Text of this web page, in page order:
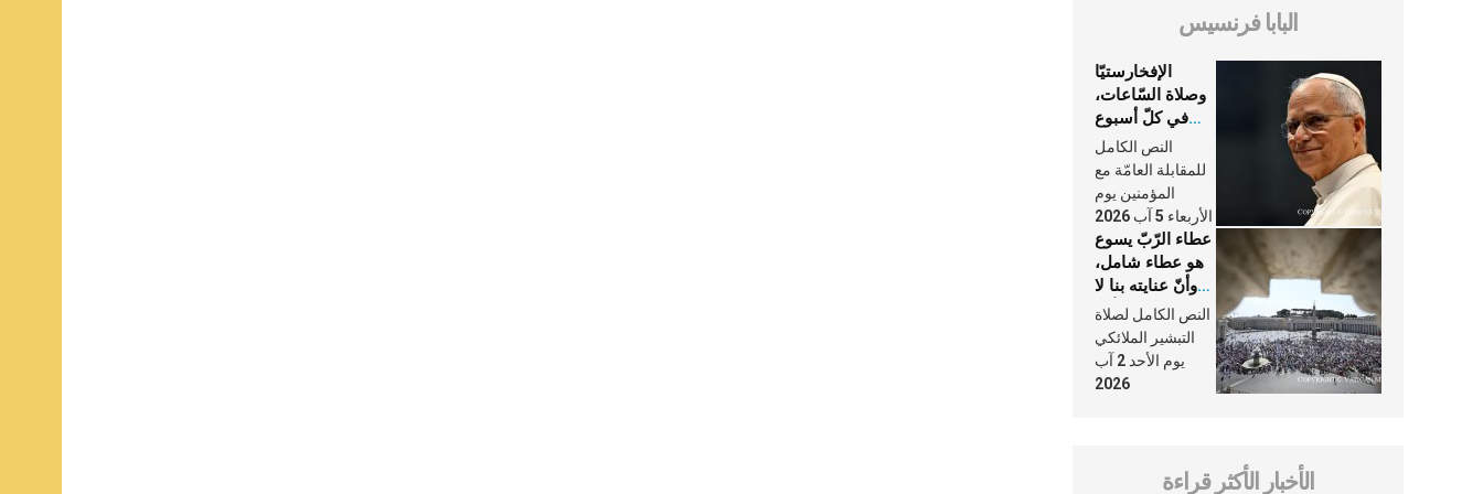
البابا فرنسيس
الإفخارستيّا
وصلاة السّاعات،
في كلّ أسبوع
وكلّ يوم، هما
النَّفَس في حياة
الكنيسة
النص الكامل
للمقابلة العامّة مع
المؤمنين يوم
الأربعاء 5 آب 2026
عطاء الرّبّ يسوع
هو عطاء شامل،
وأنّ عنايته بنا لا
تغيب عنّا أبدًا
النص الكامل لصلاة
التبشير الملائكي
يوم الأحد 2 آب
2026
الأخبار الأكثر قراءة